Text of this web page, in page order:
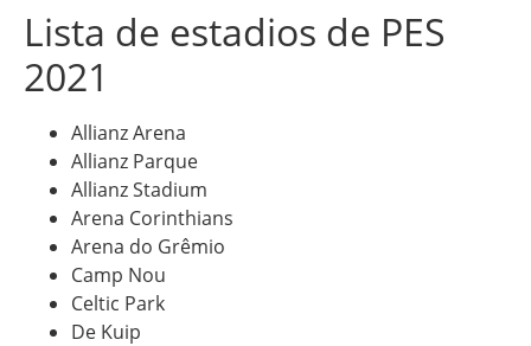
Lista de estadios de PES
2021
Allianz Arena
Allianz Parque
Allianz Stadium
Arena Corinthians
Arena do Grêmio
Camp Nou
Celtic Park
De Kuip